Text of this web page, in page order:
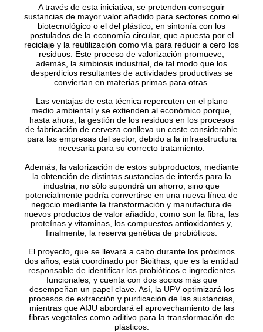
A través de esta iniciativa, se pretenden conseguir
sustancias de mayor valor añadido para sectores como el
biotecnológico o el del plástico, en sintonía con los
postulados de la economía circular, que apuesta por el
reciclaje y la reutilización como vía para reducir a cero los
residuos. Este proceso de valorización promueve,
además, la simbiosis industrial, de tal modo que los
desperdicios resultantes de actividades productivas se
conviertan en materias primas para otras.
Las ventajas de esta técnica repercuten en el plano
medio ambiental y se extienden al económico porque,
hasta ahora, la gestión de los residuos en los procesos
de fabricación de cerveza conlleva un coste considerable
para las empresas del sector, debido a la infraestructura
necesaria para su correcto tratamiento.
Además, la valorización de estos subproductos, mediante
la obtención de distintas sustancias de interés para la
industria, no sólo supondrá un ahorro, sino que
potencialmente podría convertirse en una nueva línea de
negocio mediante la transformación y manufactura de
nuevos productos de valor añadido, como son la fibra, las
proteínas y vitaminas, los compuestos antioxidantes y,
finalmente, la reserva genética de probióticos.
El proyecto, que se llevará a cabo durante los próximos
dos años, está coordinado por Bioithas, que es la entidad
responsable de identificar los probióticos e ingredientes
funcionales, y cuenta con dos socios más que
desempeñan un papel clave. Así, la UPV optimizará los
procesos de extracción y purificación de las sustancias,
mientras que AIJU abordará el aprovechamiento de las
fibras vegetales como aditivo para la transformación de
plásticos.